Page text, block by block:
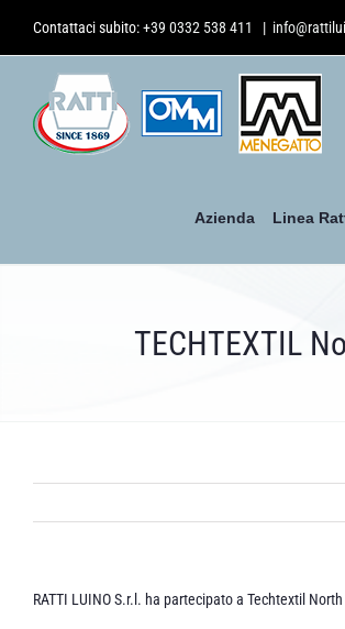
contenuto
Contattaci subito:+39 0332 538 411 |
Azienda Linea
TECHTEXTIL
RATTI LUINO S.r.l. ha partecipato a Techtextil